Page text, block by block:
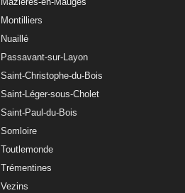
Montilliers
Nuaillé
Passavant-sur-Layon
Saint-Christophe-du-Bois
Saint-Léger-sous-Cholet
Saint-Paul-du-Bois
Somloire
Toutlemonde
Trémentines
Vezins